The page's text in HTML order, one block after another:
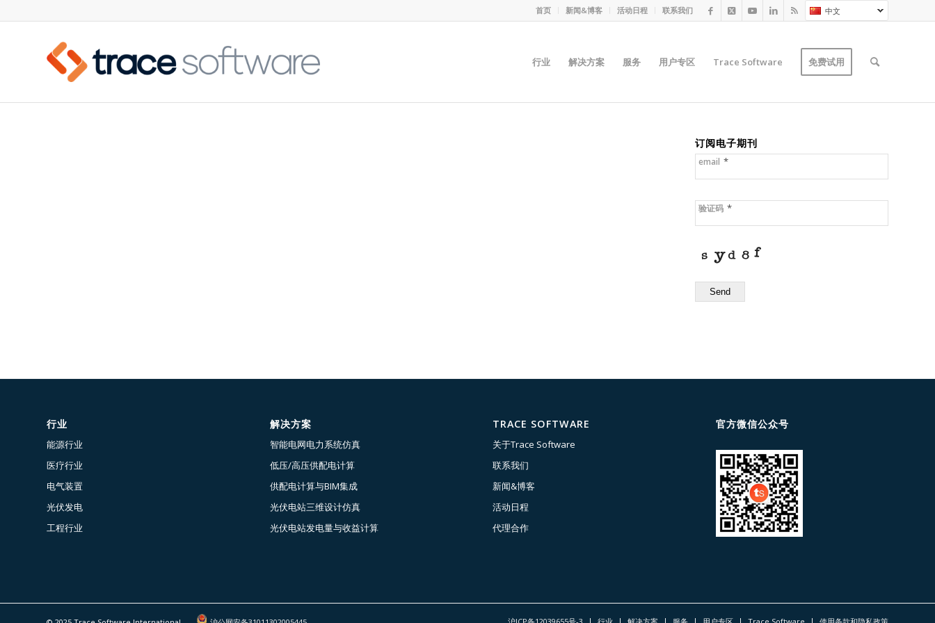
中文
首页 新闻&博客 活动日程 联系我们
行业 解决方案 服务 用户专区 Trace Software 免费试用
订阅电子期刊
email *
验证码 *
Send
行业
能源行业
医疗行业
电气装置
光伏发电
工程行业
解决方案
智能电网电力系统仿真
低压/高压供配电计算
供配电计算与BIM集成
光伏电站三维设计仿真
光伏电站发电量与收益计算
TRACE SOFTWARE
关于Trace Software
联系我们
新闻&博客
活动日程
代理合作
官方微信公众号